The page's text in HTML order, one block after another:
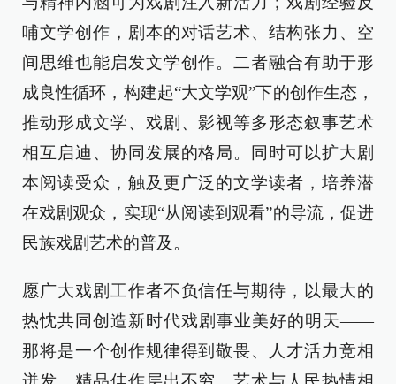
哺文学创作，剧本的对话艺术、结构张力、空
间思维也能启发文学创作。二者融合有助于形
成良性循环，构建起“大文学观”下的创作生态，
推动形成文学、戏剧、影视等多形态叙事艺术
相互启迪、协同发展的格局。同时可以扩大剧
本阅读受众，触及更广泛的文学读者，培养潜
在戏剧观众，实现“从阅读到观看”的导流，促进
民族戏剧艺术的普及。
愿广大戏剧工作者不负信任与期待，以最大的
热忱共同创造新时代戏剧事业美好的明天——
那将是一个创作规律得到敬畏、人才活力竞相